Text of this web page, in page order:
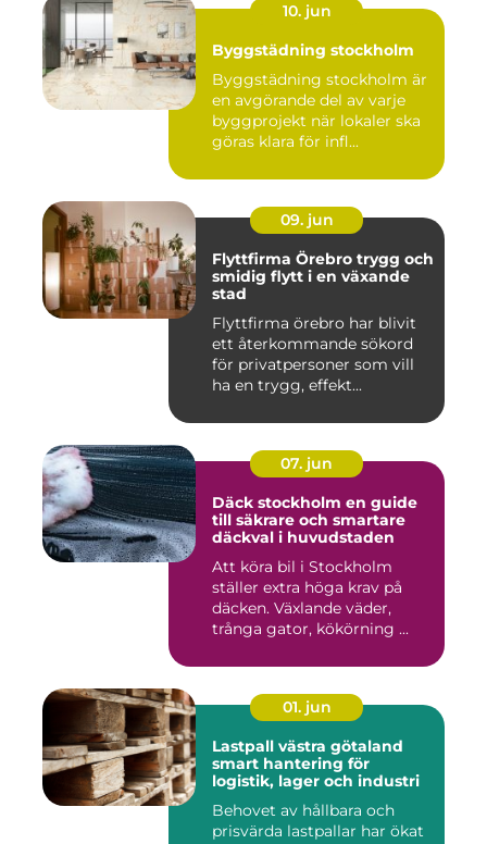
10. jun
Byggstädning stockholm
Byggstädning stockholm är
en avgörande del av varje
byggprojekt när lokaler ska
göras klara för infl...
09. jun
Flyttfirma Örebro trygg och
smidig flytt i en växande
stad
Flyttfirma örebro har blivit
ett återkommande sökord
för privatpersoner som vill
ha en trygg, effekt...
07. jun
Däck stockholm en guide
till säkrare och smartare
däckval i huvudstaden
Att köra bil i Stockholm
ställer extra höga krav på
däcken. Växlande väder,
trånga gator, kökörning ...
01. jun
Lastpall västra götaland
smart hantering för
logistik, lager och industri
Behovet av hållbara och
prisvärda lastpallar har ökat